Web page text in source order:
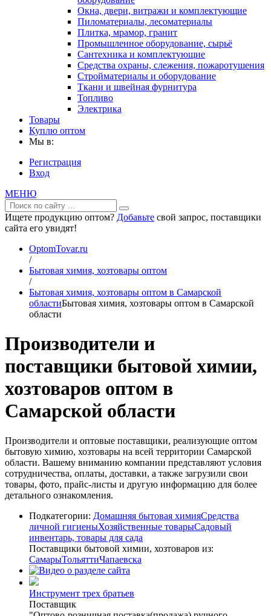
Окна, двери, витражи и комплектующие
Пиломатериалы, лесоматериалы
Плитка, мрамор, гранит
Промышленное оборудование, сырьё
Сантехника и комплектующие
Средства охраны, слежения, пожаротушения
Стройматериалы и оборудование
Ткани и швейная фурнитура
Топливо
Электрика
Товары
Куплю оптом
Мы в:
Регистрация
Вход
МЕНЮ
Ищете продукцию оптом? Добавьте свой запрос, поставщики
сайта его увидят!
OptomTovar.ru
/
Бытовая химия, хозтовары оптом
/
Бытовая химия, хозтовары оптом в Самарской
областиБытовая химия, хозтовары оптом в Самарской
области
Производители и
поставщики бытовой химии,
хозтоваров оптом в
Самарской области
Производители и оптовые поставщики, реализующие оптом
бытовую химию, хозтовары на всей территории Самарской
области. Вашему вниманию компании представляют условия
сотрудничества, оплаты, доставки, а также загрузили свои
товары, фото, прайс-листы и другую информацию для более
детального ознакомления.
Подкатегории: Домашняя бытовая химияСредства
личной гигиеныХозяйственные товарыСадовый
инвентарь, товары для сада
Поставщики бытовой химии, хозтоваров из:
СамарыТольяттиЧапаевска
Инструмент трех братьев
Поставщик